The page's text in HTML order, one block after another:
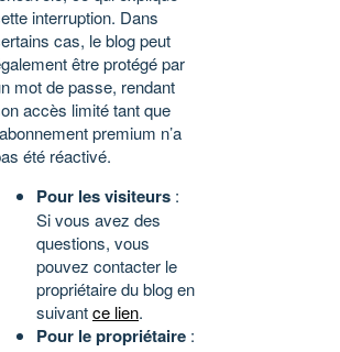
interruption. Dans
cas, le blog peut
être protégé par
mot de passe, rendant
accès limité tant que
premium n’a
été réactivé.
Pour les visiteurs :
Si vous avez des
questions, vous
pouvez contacter le
propriétaire du blog en
suivantce lien.
Pour le propriétaire :